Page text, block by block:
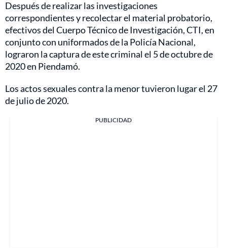
Después de realizar las investigaciones
correspondientes y recolectar el material probatorio,
efectivos del Cuerpo Técnico de Investigación, CTI, en
conjunto con uniformados de la Policía Nacional,
lograron la captura de este criminal el 5 de octubre de
2020 en Piendamó.
Los actos sexuales contra la menor tuvieron lugar el 27
de julio de 2020.
PUBLICIDAD